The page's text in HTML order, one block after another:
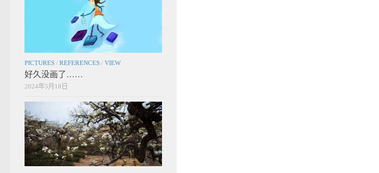
PICTURES / REFERENCES / VIEW
好久没画了……
2024年5月18日